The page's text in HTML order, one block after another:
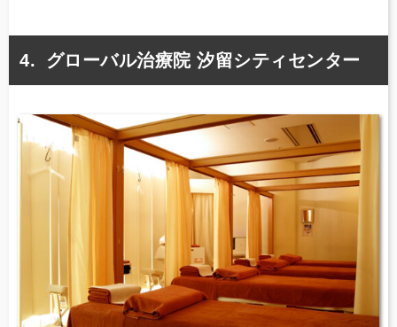
グローバル治療院 汐留シティセンター